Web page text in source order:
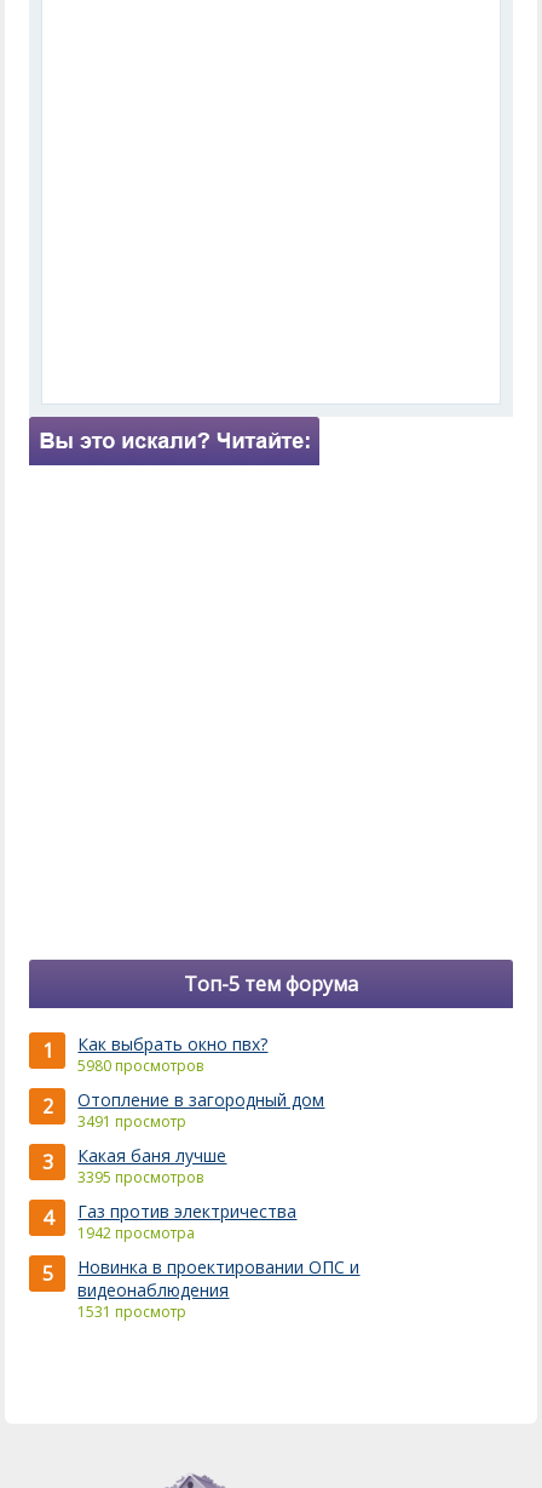
Топ-5 тем форума
1 Как выбрать окно пвх?
5980 просмотров
2 Отопление в загородный дом
3491 просмотр
3 Какая баня лучше
3395 просмотров
4 Газ против электричества
1942 просмотра
5
Новинка в проектировании ОПС и
видеонаблюдения
1531 просмотр